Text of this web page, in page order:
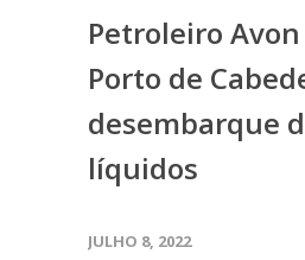
Petroleiro
Porto de
desembarque
líquidos
JULHO 8, 2022